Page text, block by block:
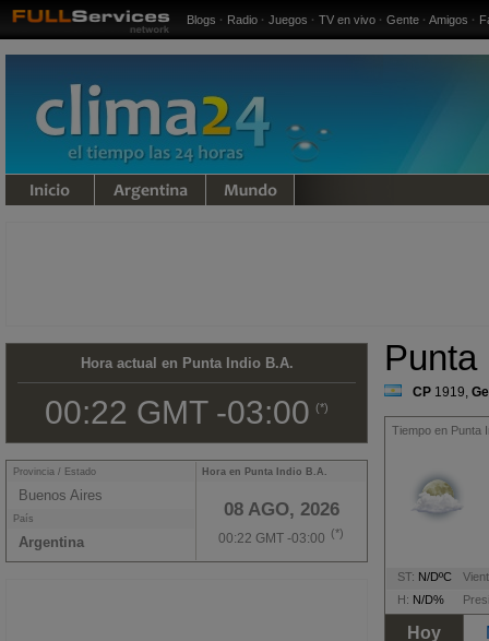
Blogs · Radio · Juegos · TV en vivo · Gente · Amigos ·
Hora actual en Punta Indio B.A.
00:22 GMT -03:00 (*)
Hora en Punta Indio B.A.
08 AGO, 2026
00:22 GMT -03:00 (*)
Provincia / Estado
Buenos Aires
País
Argentina
Punta
CP 1919,
Tiempo en Punta
ST: N/DºC
H: N/D%
Hoy